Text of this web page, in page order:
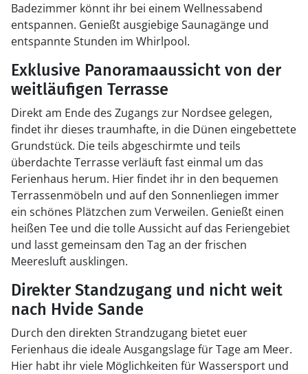
Badezimmer könnt ihr bei einem Wellnessabend
entspannen. Genießt ausgiebige Saunagänge und
entspannte Stunden im Whirlpool.
Exklusive Panoramaaussicht von der
weitläufigen Terrasse
Direkt am Ende des Zugangs zur Nordsee gelegen,
findet ihr dieses traumhafte, in die Dünen eingebettete
Grundstück. Die teils abgeschirmte und teils
überdachte Terrasse verläuft fast einmal um das
Ferienhaus herum. Hier findet ihr in den bequemen
Terrassenmöbeln und auf den Sonnenliegen immer
ein schönes Plätzchen zum Verweilen. Genießt einen
heißen Tee und die tolle Aussicht auf das Feriengebiet
und lasst gemeinsam den Tag an der frischen
Meeresluft ausklingen.
Direkter Standzugang und nicht weit
nach Hvide Sande
Durch den direkten Strandzugang bietet euer
Ferienhaus die ideale Ausgangslage für Tage am Meer.
Hier habt ihr viele Möglichkeiten für Wassersport und